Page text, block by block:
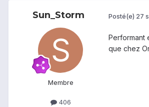
Sun_Storm
Membre
406
Posté(e) 27
Performant
que chez